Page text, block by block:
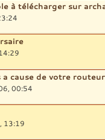
à télécharger sur
cause de votre
00:54
13:19